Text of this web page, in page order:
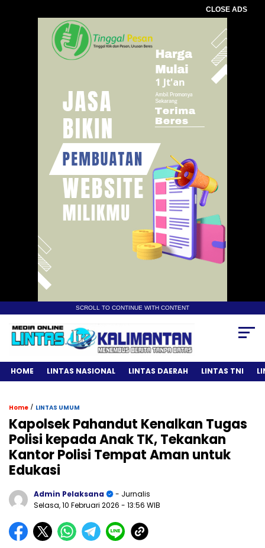
CLOSE ADS
SCROLL TO CONTINUE WITH CONTENT
HOME LINTAS NASIONAL LINTAS DAERAH LINTAS TNI
Home / LINTAS UMUM
Kapolsek Pahandut Kenalkan Tugas
Polisi kepada Anak TK, Tekankan
Kantor Polisi Tempat Aman untuk
Edukasi
Admin Pelaksana
- Jurnalis
Selasa, 10 Februari 2026 - 13:56 WIB